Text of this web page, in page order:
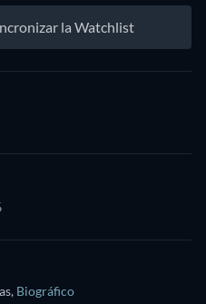
la Watchlist
, Biográfico